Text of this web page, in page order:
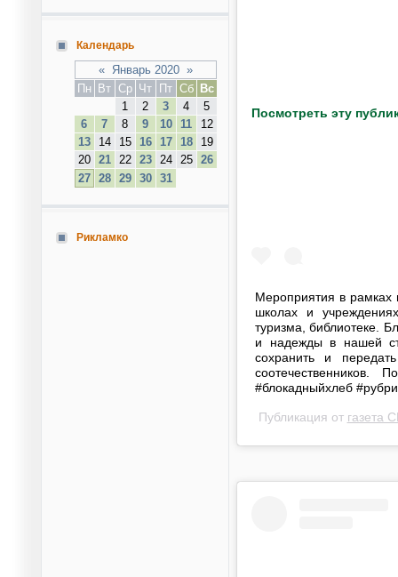
Календарь
« Январь 2020 »
Пн
Вт Ср Чт Пт Сб
Вс
1
2 3 4
5
6
7 8 9 10 11
12
13
14 15 16 17 18
19
20
21 22 23 24 25
26
27
28 29 30 31
Рикламко
Посмотреть эту
Мероприятия в рамках
школах и
туризма, библиотеке.
и надежды в нашей
сохранить и
соотечественников.
#блокадныйхлеб
Публикация от газета